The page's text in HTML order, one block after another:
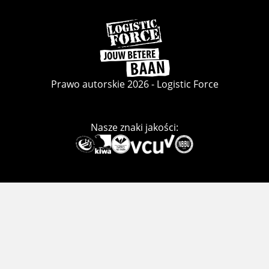
Wróć
do
strony
głównej
Prawo autorskie 2026 - Logistic Force
Nasze znaki jakości:
Deze
link
naar